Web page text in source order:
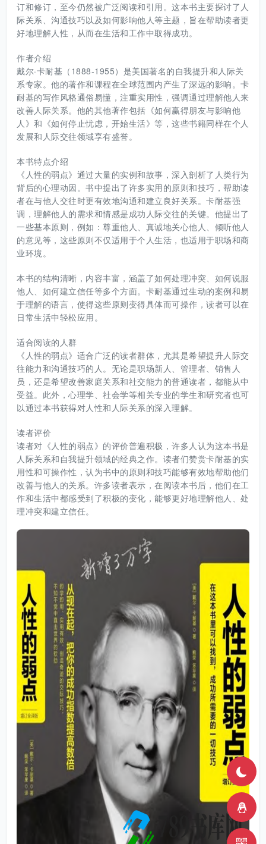
订和修订，至今仍然被广泛阅读和引用。这本书主要探讨了人
际关系、沟通技巧以及如何影响他人等主题，旨在帮助读者更
好地理解人性，从而在生活和工作中取得成功。
作者介绍
戴尔·卡耐基（1888-1955）是美国著名的自我提升和人际关
系专家。他的著作和课程在全球范围内产生了深远的影响。卡
耐基的写作风格通俗易懂，注重实用性，强调通过理解他人来
改善人际关系。他的其他著作包括《如何赢得朋友与影响他
人》和《如何停止忧虑，开始生活》等，这些书籍同样在个人
发展和人际交往领域享有盛誉。
本书特点介绍
《人性的弱点》通过大量的实例和故事，深入剖析了人类行为
背后的心理动因。书中提出了许多实用的原则和技巧，帮助读
者在与他人交往时更有效地沟通和建立良好关系。卡耐基强
调，理解他人的需求和情感是成功人际交往的关键。他提出了
一些基本原则，例如：尊重他人、真诚地关心他人、倾听他人
的意见等，这些原则不仅适用于个人生活，也适用于职场和商
业环境。
本书的结构清晰，内容丰富，涵盖了如何处理冲突、如何说服
他人、如何建立信任等多个方面。卡耐基通过生动的案例和易
于理解的语言，使得这些原则变得具体而可操作，读者可以在
日常生活中轻松应用。
适合阅读的人群
《人性的弱点》适合广泛的读者群体，尤其是希望提升人际交
往能力和沟通技巧的人。无论是职场新人、管理者、销售人
员，还是希望改善家庭关系和社交能力的普通读者，都能从中
受益。此外，心理学、社会学等相关专业的学生和研究者也可
以通过本书获得对人性和人际关系的深入理解。
读者评价
读者对《人性的弱点》的评价普遍积极，许多人认为这本书是
人际关系和自我提升领域的经典之作。读者们赞赏卡耐基的实
用性和可操作性，认为书中的原则和技巧能够有效地帮助他们
改善与他人的关系。许多读者表示，在阅读本书后，他们在工
作和生活中都感受到了积极的变化，能够更好地理解他人、处
理冲突和建立信任。